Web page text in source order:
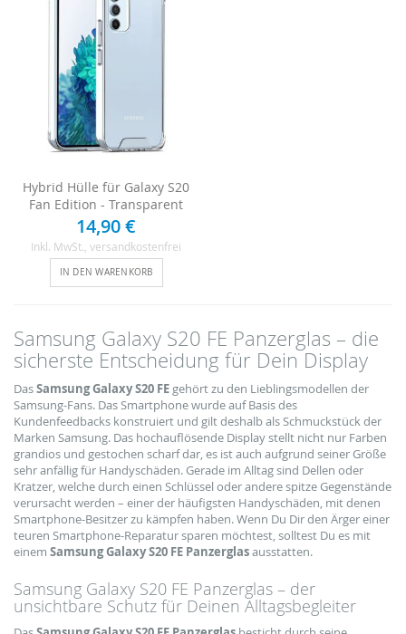
Hybrid Hülle für Galaxy S20
Fan Edition - Transparent
14,90 €
Inkl. MwSt., versandkostenfrei
IN DEN WARENKORB
Samsung Galaxy S20 FE Panzerglas – die
sicherste Entscheidung für Dein Display
DasSamsung Galaxy S20 FE gehört zu den Lieblingsmodellen der
Samsung-Fans. Das Smartphone wurde auf Basis des
Kundenfeedbacks konstruiert und gilt deshalb als Schmuckstück der
Marken Samsung. Das hochauflösende Display stellt nicht nur Farben
grandios und gestochen scharf dar, es ist auch aufgrund seiner Größe
sehr anfällig für Handyschäden. Gerade im Alltag sind Dellen oder
Kratzer, welche durch einen Schlüssel oder andere spitze Gegenstände
verursacht werden – einer der häufigsten Handyschäden, mit denen
Smartphone-Besitzer zu kämpfen haben. Wenn Du Dir den Ärger einer
teuren Smartphone-Reparatur sparen möchtest, solltest Du es mit
einem Samsung Galaxy S20 FE Panzerglasausstatten.
Samsung Galaxy S20 FE Panzerglas – der
unsichtbare Schutz für Deinen Alltagsbegleiter